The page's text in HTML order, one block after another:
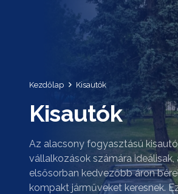
Kezdőlap Kisautók
Kisautók
Az alacsony fogyasztású
vállalkozások számára ideálisak,
elsősorban kedvezőbb áron
kompakt járműveket keresnek.